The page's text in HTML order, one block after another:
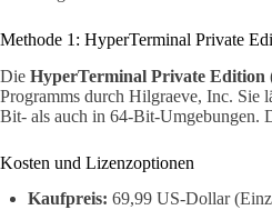
Methode 1: HyperTerminal Private
Die HyperTerminal Private Edition
Programms durch Hilgraeve, Inc. Sie
Bit- als auch in 64-Bit-Umgebungen.
Kosten und Lizenzoptionen
Kaufpreis: 69,99 US-Dollar